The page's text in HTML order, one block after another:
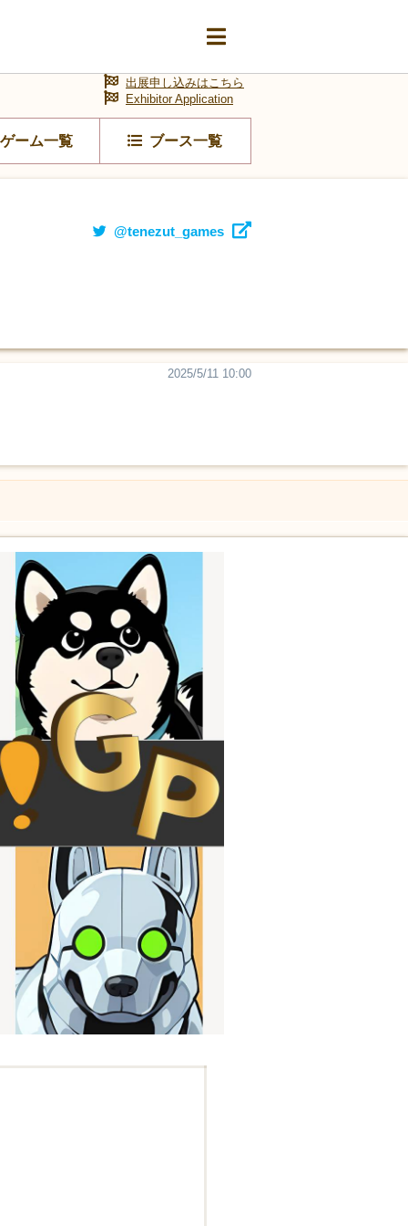
ゲーム一覧 ブース一覧
出展申し込みはこちら
Exhibitor Application
@tenezut_games
2025/5/11 10:00